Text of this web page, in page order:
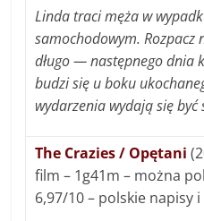
Linda traci męża w
samochodowym. Rozpacz
długo — następnego dnia
budzi się u boku
wydarzenia wydają się być
The Crazies / Opętani
film – 1g41m – można
6,97/10 – polskie napisy